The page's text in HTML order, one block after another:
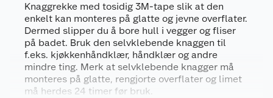
Knaggrekke med tosidig 3M-tape slik at den
enkelt kan monteres på glatte og jevne overflater.
Dermed slipper du å bore hull i vegger og fliser
på badet. Bruk den selvklebende knaggen til
f.eks. kjøkkenhåndklær, håndklær og andre
mindre ting. Merk at selvklebende knagger må
monteres på glatte, rengjorte overflater og limet
må herdes 24 timer før bruk.
Generelt
Artikkelnummer
5708614136720
Leverandørens artikkelnummer
Farge
POLERT MESSING